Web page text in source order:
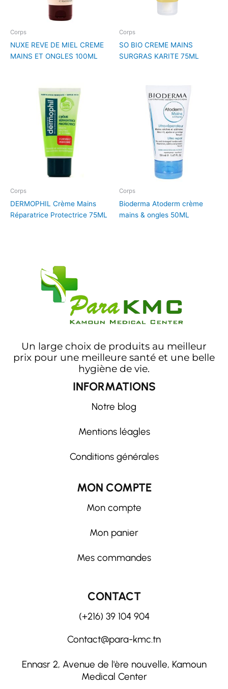
Corps
NUXE REVE DE MIEL CREME
MAINS ET ONGLES 100ML
Corps
SO BIO CREME MAINS
SURGRAS KARITE 75ML
Corps
DERMOPHIL Crème Mains
Réparatrice Protectrice 75ML
Corps
Bioderma Atoderm crème
mains & ongles 50ML
Un large choix de produits au meilleur
prix pour une meilleure santé et une belle
hygiène de vie.
INFORMATIONS
Notre blog
Mentions léagles
Conditions générales
MON COMPTE
Mon compte
Mon panier
Mes commandes
CONTACT
(+216) 39 104 904
Contact@para-kmc.tn
Ennasr 2, Avenue de l'ère nouvelle, Kamoun
Medical Center